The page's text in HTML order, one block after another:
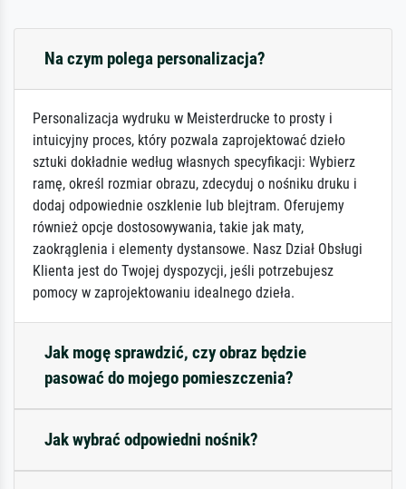
Na czym polega personalizacja?
Personalizacja wydruku w Meisterdrucke to prosty i
intuicyjny proces, który pozwala zaprojektować dzieło
sztuki dokładnie według własnych specyfikacji: Wybierz
ramę, określ rozmiar obrazu, zdecyduj o nośniku druku i
dodaj odpowiednie oszklenie lub blejtram. Oferujemy
również opcje dostosowywania, takie jak maty,
zaokrąglenia i elementy dystansowe. Nasz Dział Obsługi
Klienta jest do Twojej dyspozycji, jeśli potrzebujesz
pomocy w zaprojektowaniu idealnego dzieła.
Jak mogę sprawdzić, czy obraz będzie
pasować do mojego pomieszczenia?
Jak wybrać odpowiedni nośnik?